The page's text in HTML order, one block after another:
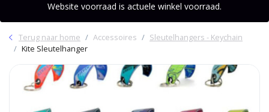
Website voorraad is actuele winkel voorraad.
Terug naar home Accessoires
Sleutelhangers - Keychain
Kite Sleutelhanger